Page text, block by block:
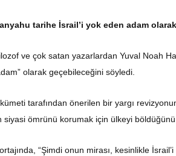
tarihe İsrail’i yok eden adam
ve çok satan yazarlardan Yuval Noah
olarak geçebileceğini söyledi.
tarafından önerilen bir yargı
siyasi ömrünü korumak için ülkeyi
“Şimdi onun mirası, kesinlikle